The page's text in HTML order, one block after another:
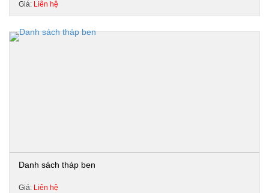
Giá: Liên hệ
Danh sách tháp ben
Giá: Liên hệ